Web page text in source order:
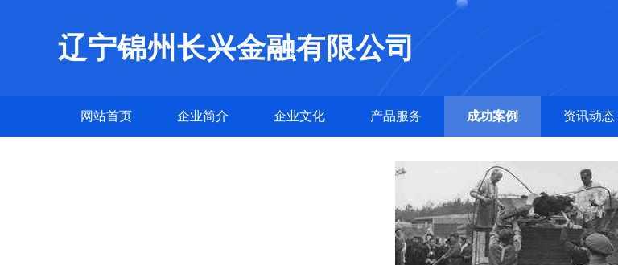
辽宁锦州长兴金融有限公司
网站首页 企业简介 企业文化 产品服务 成功案例 资讯动态